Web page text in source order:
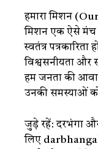
हमारा मिशन
मिशन एक ऐसे मंच
स्वतंत्र
विश्वसनीयता और
हम जनता की
उनकी समस्याओं को
जुड़े रहें: दरभंगा
लिए